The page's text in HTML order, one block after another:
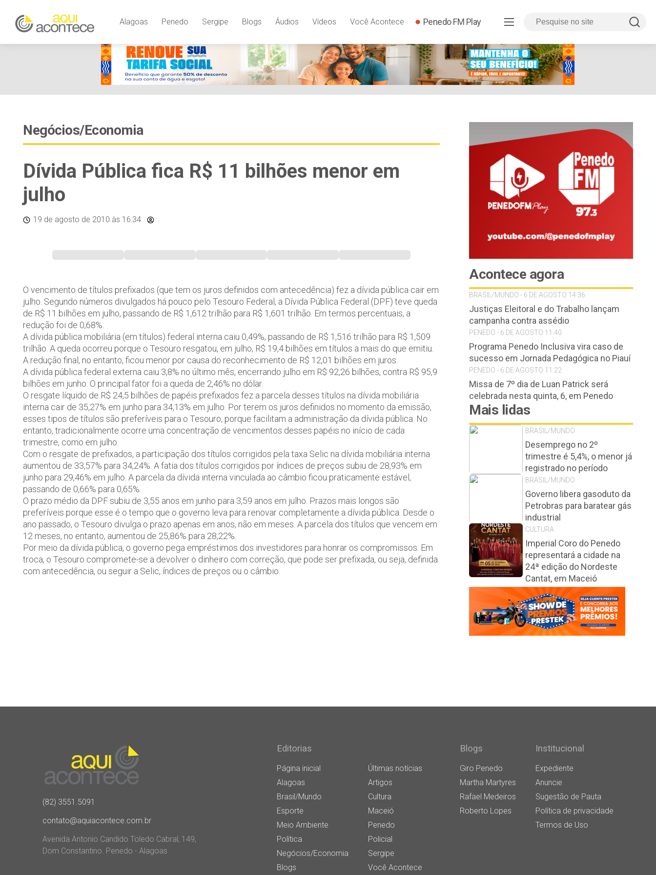
Alagoas Penedo Sergipe Blogs Áudios Vídeos Você Acontece Penedo FM Play
Negócios/Economia
Dívida Pública fica R$ 11 bilhões menor em
julho
19 de agosto de 2010 às 16:34
O vencimento de títulos prefixados (que tem os juros definidos com antecedência) fez a dívida pública cair em
julho. Segundo números divulgados há pouco pelo Tesouro Federal, a Dívida Pública Federal (DPF) teve queda
de R$ 11 bilhões em julho, passando de R$ 1,612 trilhão para R$ 1,601 trilhão. Em termos percentuais, a
redução foi de 0,68%.
A dívida pública mobiliária (em títulos) federal interna caiu 0,49%, passando de R$ 1,516 trilhão para R$ 1,509
trilhão. A queda ocorreu porque o Tesouro resgatou, em julho, R$ 19,4 bilhões em títulos a mais do que emitiu.
A redução final, no entanto, ficou menor por causa do reconhecimento de R$ 12,01 bilhões em juros.
A dívida pública federal externa caiu 3,8% no último mês, encerrando julho em R$ 92,26 bilhões, contra R$ 95,9
bilhões em junho. O principal fator foi a queda de 2,46% no dólar.
O resgate líquido de R$ 24,5 bilhões de papéis prefixados fez a parcela desses títulos na dívida mobiliária
interna cair de 35,27% em junho para 34,13% em julho. Por terem os juros definidos no momento da emissão,
esses tipos de títulos são preferíveis para o Tesouro, porque facilitam a administração da dívida pública. No
entanto, tradicionalmente ocorre uma concentração de vencimentos desses papéis no início de cada
trimestre, como em julho.
Com o resgate de prefixados, a participação dos títulos corrigidos pela taxa Selic na dívida mobiliária interna
aumentou de 33,57% para 34,24%. A fatia dos títulos corrigidos por índices de preços subiu de 28,93% em
junho para 29,46% em julho. A parcela da dívida interna vinculada ao câmbio ficou praticamente estável,
passando de 0,66% para 0,65%.
O prazo médio da DPF subiu de 3,55 anos em junho para 3,59 anos em julho. Prazos mais longos são
preferíveis porque esse é o tempo que o governo leva para renovar completamente a dívida pública. Desde o
ano passado, o Tesouro divulga o prazo apenas em anos, não em meses. A parcela dos títulos que vencem em
12 meses, no entanto, aumentou de 25,86% para 28,22%.
Por meio da dívida pública, o governo pega empréstimos dos investidores para honrar os compromissos. Em
troca, o Tesouro compromete-se a devolver o dinheiro com correção, que pode ser prefixada, ou seja, definida
com antecedência, ou seguir a Selic, índices de preços ou o câmbio.
Acontece agora
BRASIL/MUNDO - 6 DE AGOSTO 14:36
Justiças Eleitoral e do Trabalho lançam
campanha contra assédio
PENEDO - 6 DE AGOSTO 11:40
Programa Penedo Inclusiva vira caso de
sucesso em Jornada Pedagógica no Piauí
PENEDO - 6 DE AGOSTO 11:22
Missa de 7º dia de Luan Patrick será
celebrada nesta quinta, 6, em Penedo
Mais lidas
BRASIL/MUNDO
Desemprego no 2º
trimestre é 5,4%, o menor já
registrado no período
BRASIL/MUNDO
Governo libera gasoduto da
Petrobras para baratear gás
industrial
CULTURA
Imperial Coro do Penedo
representará a cidade na
24ª edição do Nordeste
Cantat, em Maceió
(82) 3551.5091
contato@aquiacontece.com.br
Avenida Antonio Candido Toledo Cabral, 149,
Dom Constantino. Penedo - Alagoas
Editorias
Página inicial
Últimas notícias
Alagoas
Artigos
Brasil/Mundo
Cultura
Esporte
Maceió
Meio Ambiente
Penedo
Política
Policial
Negócios/Economia
Sergipe
Blogs
Você Acontece
Blogs
Giro Penedo
Martha Martyres
Rafael Medeiros
Roberto Lopes
Institucional
Expediente
Anuncie
Sugestão de Pauta
Política de privacidade
Termos de Uso